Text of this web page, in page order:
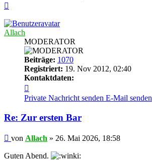
Allach
MODERATOR
Beiträge: 1070
Registriert: 19. Nov 2012, 02:40
Kontaktdaten:
von
Allach
Private Nachricht senden E-Mail senden
Re: Zur ersten Bar
Beitrag
von Allach » 26. Mai 2026, 18:58
Guten Abend.